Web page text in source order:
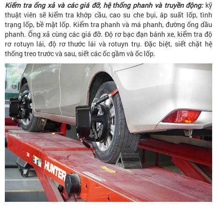
Kiểm tra ống xả và các giá đỡ, hệ thống phanh và truyền động: kỹ
thuật viên sẽ kiểm tra khớp cầu, cao su che bụi, áp suất lốp, tình
trạng lốp, bề mặt lốp. Kiểm tra phanh và má phanh, đường ống dầu
phanh. Ống xả cùng các giá đỡ. Độ rơ bạc đạn bánh xe, kiểm tra độ
rơ rotuyn lái, độ rơ thước lái và rotuyn trụ. Đặc biệt, siết chặt hệ
thống treo trước và sau, siết các ốc gầm và ốc lốp.